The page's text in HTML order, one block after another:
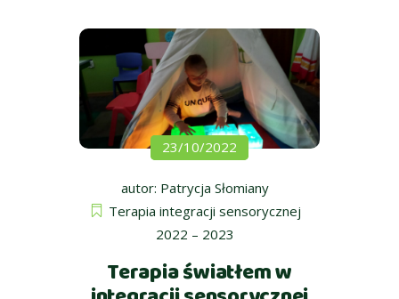
23/10/2022
autor: Patrycja Słomiany
Terapia integracji sensorycznej
2022 – 2023
Terapia światłem w